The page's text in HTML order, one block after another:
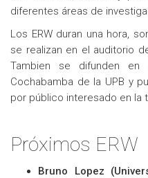
diferentes áreas de
Los ERW duran una hora,
se realizan en el auditorio
Tambien se difunden
Cochabamba de la UPB y
por público interesado en la
Próximos ERW
Bruno Lopez